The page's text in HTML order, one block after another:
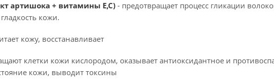
артишока + витамины Е,С) - предотвращает процесс гликации
кожи.
кожу, восстанавливает
клетки кожи кислородом, оказывает антиоксидантное и
кожи, выводит токсины